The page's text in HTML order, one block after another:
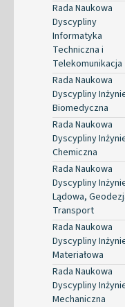
Rada Naukowa
Dyscypliny
Informatyka
Techniczna i
Telekomunikacja
Rada Naukowa
Dyscypliny
Biomedyczna
Rada Naukowa
Dyscypliny
Chemiczna
Rada Naukowa
Dyscypliny
Lądowa,
Transport
Rada Naukowa
Dyscypliny
Materiałowa
Rada Naukowa
Dyscypliny
Mechaniczna